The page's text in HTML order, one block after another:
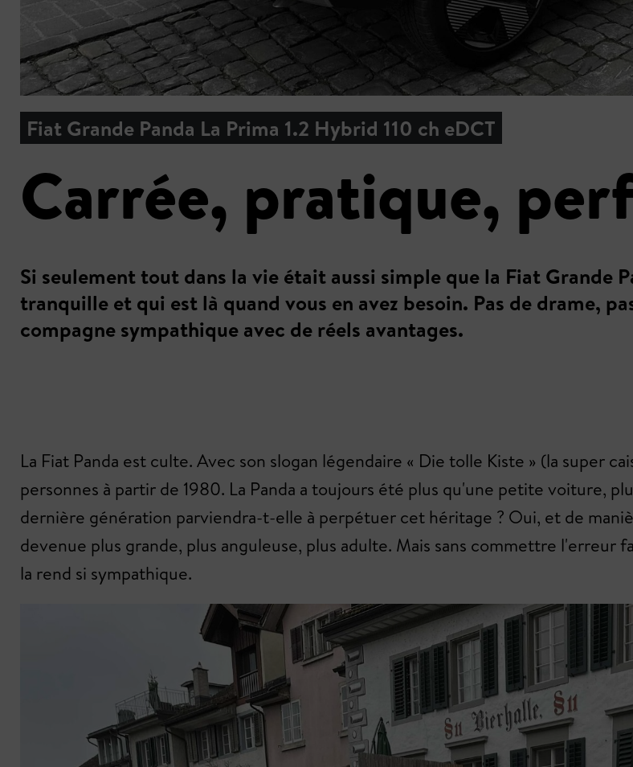
Fiat Grande Panda La Prima 1.2 Hybrid 110 ch eDCT
Carrée, pratique,
Si seulement tout dans la vie était aussi simple que la Fiat Grande
tranquille et qui est là quand vous en avez besoin. Pas de drame,
compagne sympathique avec de réels avantages.
La Fiat Panda est culte. Avec son slogan légendaire « Die tolle Kiste » (la super
personnes à partir de 1980. La Panda a toujours été plus qu'une petite voiture,
dernière génération parviendra-t-elle à perpétuer cet héritage ? Oui, et de
devenue plus grande, plus anguleuse, plus adulte. Mais sans commettre l'erreur
la rend si sympathique.